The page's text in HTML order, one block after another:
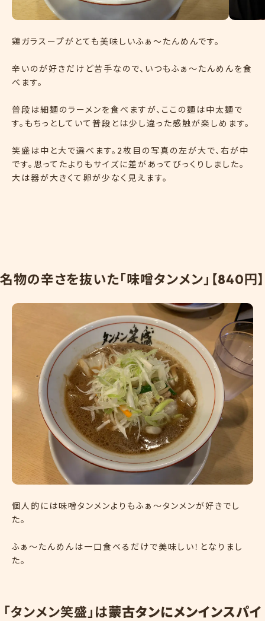
鶏ガラスープがとても美味しいふぁ〜たんめんです。
辛いのが好きだけど苦手なので、いつもふぁ〜たんめんを食
べます。
普段は細麺のラーメンを食べますが、ここの麺は中太麺で
す。もちっとしていて普段とは少し違った感触が楽しめます。
笑盛は中と大で選べます。2枚目の写真の左が大で、右が中
です。思ってたよりもサイズに差があってびっくりしました。
大は器が大きくて卵が少なく見えます。
名物の辛さを抜いた「味噌タンメン」 【840円】
個人的には味噌タンメンよりもふぁ〜タンメンが好きでし
た。
ふぁ〜たんめんは一口食べるだけで美味しい！となりまし
た。
「タンメン笑盛」 は蒙古タンにメンインスパイ